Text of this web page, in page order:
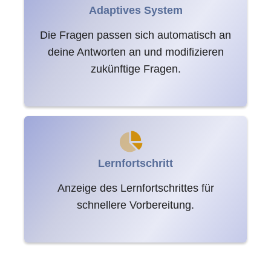
Adaptives System
Die Fragen passen sich automatisch an
deine Antworten an und modifizieren
zukünftige Fragen.
Lernfortschritt
Anzeige des Lernfortschrittes für
schnellere Vorbereitung.